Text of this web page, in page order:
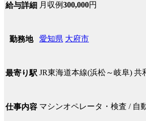
給与詳細 月収例300,000円
勤務地 愛知県 大府市
最寄り駅 JR東海道本線(浜松～岐阜) 共
仕事内容 マシンオペレータ・検査 / 自